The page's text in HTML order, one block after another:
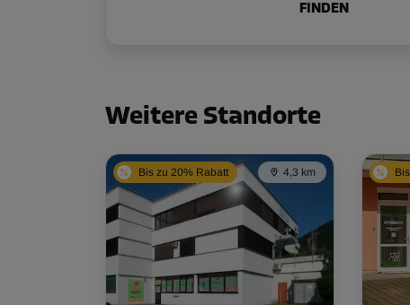
FINDEN
Weitere Standorte
Bis zu 20% Rabatt 4,3 km